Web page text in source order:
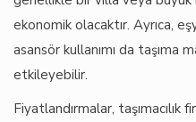
ekonomik olacaktır. Ayrıca,
asansör kullanımı da taşıma
etkileyebilir.
Fiyatlandırmalar, taşımacılık